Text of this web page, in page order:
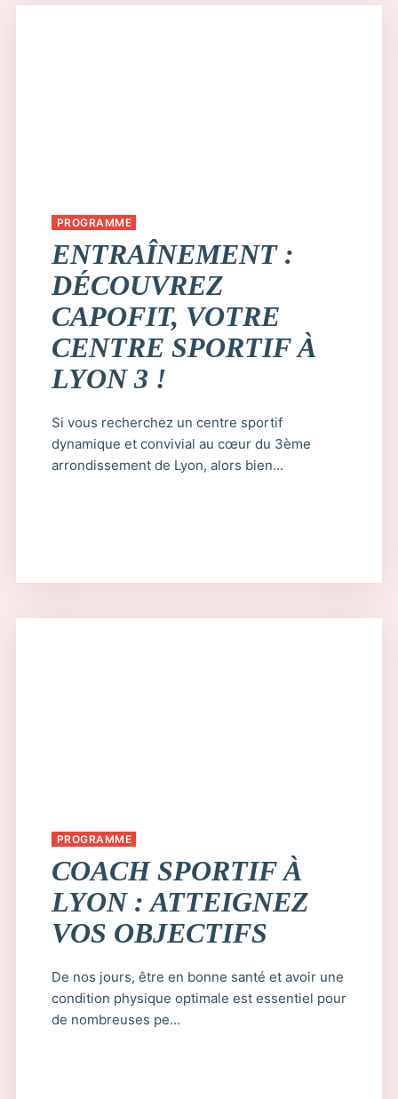
PROGRAMME
ENTRAÎNEMENT :
DÉCOUVREZ
CAPOFIT, VOTRE
CENTRE SPORTIF À
LYON 3 !
Si vous recherchez un centre sportif
dynamique et convivial au cœur du 3ème
arrondissement de Lyon, alors bien...
PROGRAMME
COACH SPORTIF À
LYON : ATTEIGNEZ
VOS OBJECTIFS
De nos jours, être en bonne santé et avoir une
condition physique optimale est essentiel pour
de nombreuses pe...